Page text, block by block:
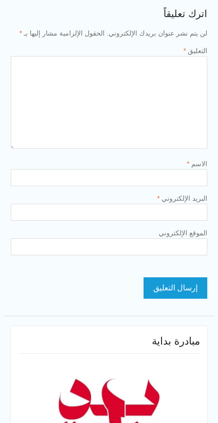
اترك تعليقاً
لن يتم نشر عنوان بريدك الإلكتروني. الحقول الإلزامية مشار إليها بـ *
التعليق *
الاسم *
البريد الإلكتروني *
الموقع الإلكتروني
مبادرة بداية